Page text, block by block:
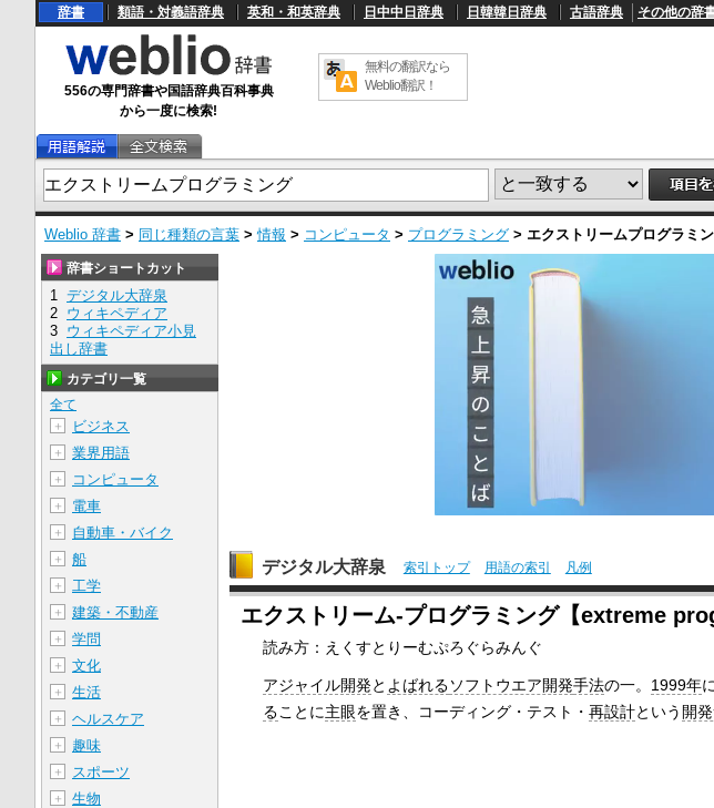
辞書 類語・対義語辞典 英和・和英辞典 日中中日辞典 日韓韓日辞典 古語辞典 その他の辞
556の専門辞書や国語辞典百科事典
から一度に検索!
無料の翻訳なら
Weblio翻訳！
Weblio 辞書 > 同じ種類の言葉 >情報 > コンピュータ > プログラミング > エクストリームプログラミ
デジタル大辞泉 索引トップ 用語の索引 凡例
エクストリーム‐プログラミング【extreme
読み方：えくすとりーむぷろぐらみんぐ
アジャイル開発と よばれるソフトウエア開発手法の一。 1999年
ることに主眼を置き、コーディング・テスト・再設計という 開
辞書ショートカット
1 デジタル大辞泉
2 ウィキペディア
3 ウィキペディア小見
出し辞書
カテゴリ一覧
全て
＋
ビジネス
＋ 業界用語
＋ コンピュータ
＋ 電車
＋ 自動車・バイク
＋ 船
＋ 工学
＋ 建築・不動産
＋ 学問
＋ 文化
＋ 生活
＋ ヘルスケア
＋ 趣味
＋ スポーツ
＋ 生物